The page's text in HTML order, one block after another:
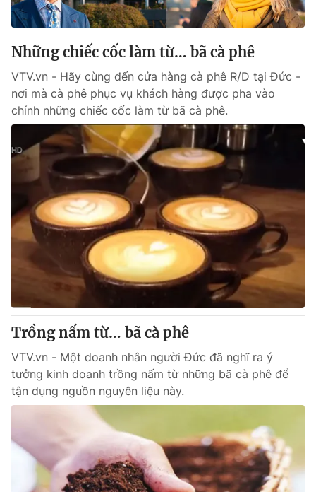
Những chiếc cốc làm từ… bã cà phê
VTV.vn - Hãy cùng đến cửa hàng cà phê R/D tại Đức -
nơi mà cà phê phục vụ khách hàng được pha vào
chính những chiếc cốc làm từ bã cà phê.
Trồng nấm từ… bã cà phê
VTV.vn - Một doanh nhân người Đức đã nghĩ ra ý
tưởng kinh doanh trồng nấm từ những bã cà phê để
tận dụng nguồn nguyên liệu này.